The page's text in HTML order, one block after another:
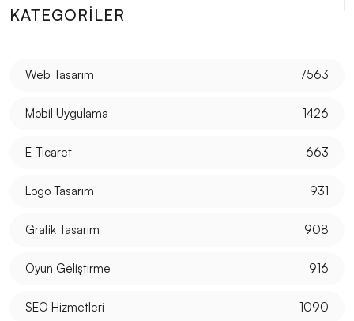
Responsive Web Tasarımı Nedir ve Neden
Önemlidir?
Buluşturan Yaratıcı Süreç
Popup Tasarımı: Web Sitesi İçin Etkili Bir Pazarlama
Mobil Uygulama Kullanıcı Rehberleri: Kullanıcı
Deneyimini Geliştirmenin Yolları
Birlikteliği
KATEGORILER
Web Tasarım 7563
Mobil Uygulama 1426
E-Ticaret 663
Logo Tasarım 931
Grafik Tasarım 908
Oyun Geliştirme 916
SEO Hizmetleri 1090